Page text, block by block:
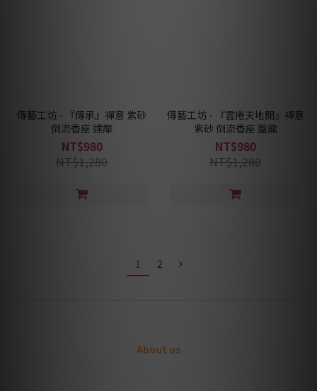
傳藝工坊 - 『傳承』禪意 紫砂
倒流香座 達摩
NT$980
NT$1,280
傳藝工坊 - 『雲捲天地開』禪意
紫砂 倒流香座 盤龍
NT$980
NT$1,280
1 2
About us